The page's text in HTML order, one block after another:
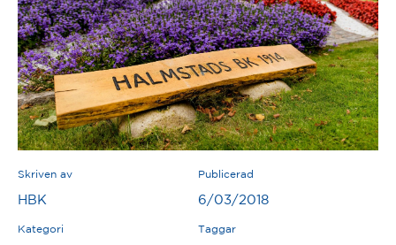
Skriven av
HBK
Publicerad
6/03/2018
Kategori Taggar